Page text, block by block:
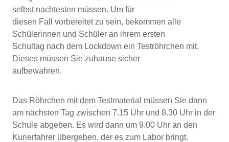
selbst nachtesten müssen. Um für
diesen Fall vorbereitet zu sein, bekommen alle
Schülerinnen und Schüler an ihrem ersten
Schultag nach dem Lockdown ein Teströhrchen mit.
Dieses müssen Sie zuhause sicher
aufbewahren.
Das Röhrchen mit dem Testmaterial müssen Sie dann
am nächsten Tag zwischen 7.15 Uhr und 8.30 Uhr in der
Schule abgeben. Es wird dann um 9.00 Uhr an den
Kurierfahrer übergeben, der es zum Labor bringt.